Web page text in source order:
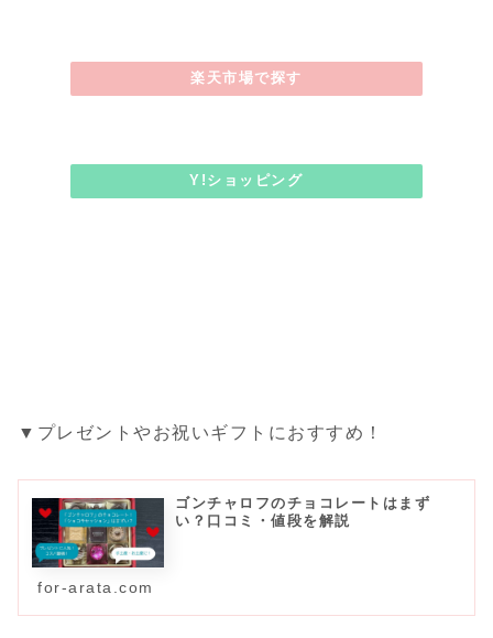
楽天市場で探す
Y!ショッピング
▼プレゼントやお祝いギフトにおすすめ！
ゴンチャロフのチョコレートはまず
い？口コミ・値段を解説
for-arata.com